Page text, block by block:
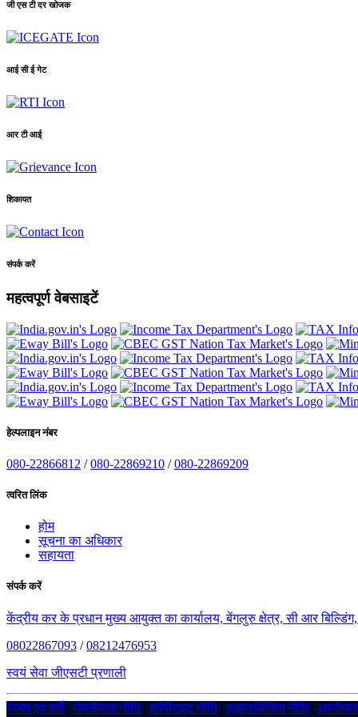
जी एस टी दर खोजक
आई सी ई गेट
आर टी आई
शिकायत
संपर्क करें
महत्वपूर्ण वेबसाइटें
हेल्पलाइन नंबर
080-22866812 /080-22869210 /080-22869209
त्वरित लिंक
होम
सूचना का अधिकार
सहायता
संपर्क करें
केंद्रीय कर के प्रधान मुख्य आयुक्त का कार्यालय, बेंगलुरु क्षेत्र, सी आर
08022867093 /08212476953
स्वयं सेवा जीएसटी प्रणाली
नियम एवं शर्तें|गोपनीयता नीति|कॉपीराइट नीति|हाइपरलिंकिंग नीति|